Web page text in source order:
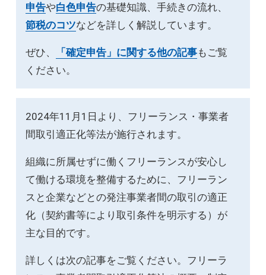
申告や白色申告の基礎知識、手続きの流れ、
節税のコツなどを詳しく解説しています。
ぜひ、 「確定申告」に関する他の記事もご覧
ください。
2024年11月1日より、フリーランス・事業者
間取引適正化等法が施行されます。
組織に所属せずに働くフリーランスが安心し
て働ける環境を整備するために、フリーラン
スと企業などとの発注事業者間の取引の適正
化（契約書等により取引条件を明示する）が
主な目的です。
詳しくは次の記事をご覧ください。フリーラ